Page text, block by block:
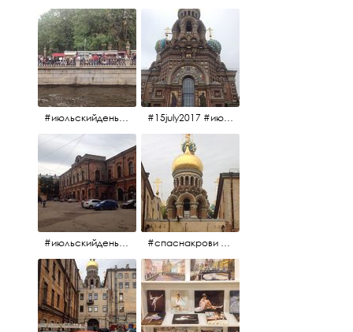
#июльскийдень2017 #15july2017 #15july2017 #июльскийдень2017 #спаснакрови
#июльскийдень2017 #15july2017 #спаснакрови #июльскийдень2017